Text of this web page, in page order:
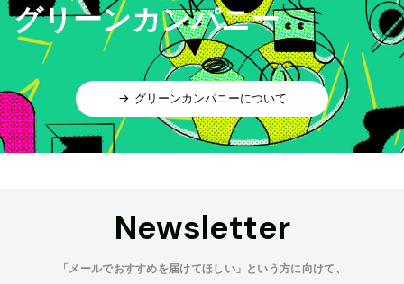
グリーンカンパニー
グリーンカンパニーについて
Newsletter
「メールでおすすめを届けてほしい」という方に向けて、